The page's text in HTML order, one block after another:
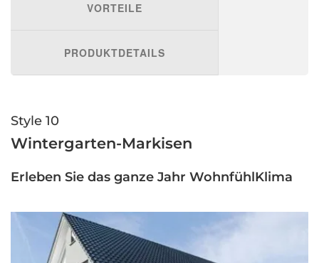
VORTEILE
PRODUKTDETAILS
Style 10
Wintergarten-Markisen
Erleben Sie das ganze Jahr WohnfühlKlima